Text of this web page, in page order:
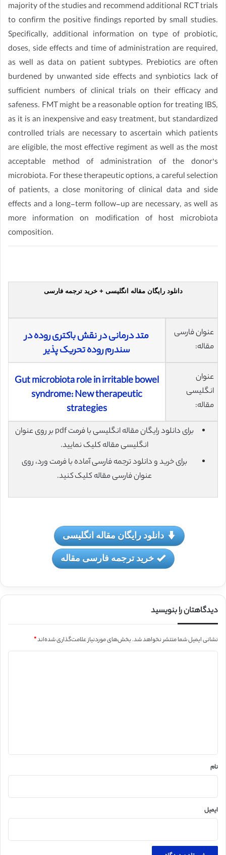
majority of the studies and recommend additional RCT trials
to confirm the positive findings reported by small studies.
Specifically, additional information on type of probiotic,
doses, side effects and time of administration are required,
as well as data on patient subtypes. Prebiotics are often
burdened by unwanted side effects and synbiotics lack of
sufficient numbers of clinical trials on their efficacy and
safeness. FMT might be a reasonable option for treating IBS,
as it is an inexpensive and easy treatment, but standardized
controlled trials are necessary to ascertain which patients
are eligible, the most effective regiment as well as the most
acceptable method of administration of the donor’s
microbiota. For these therapeutic options, a careful selection
of patients, a close monitoring of clinical data and side
effects and a long-term follow-up are necessary, as well as
more information on modification of host microbiota
composition.
دانلود رایگان مقاله انگلیسی + خرید ترجمه فارسی
عنوان فارسی
مقاله:
متد درمانی در نقش باکتری روده در
سندرم روده تحریک پذیر
عنوان
انگلیسی
مقاله:
Gut microbiota role in irritable bowel
syndrome: New therapeutic
strategies
برای دانلود رایگان مقاله انگلیسی با فرمت pdf بر روی عنوان
انگلیسی مقاله کلیک نمایید.
برای خرید و دانلود ترجمه فارسی آماده با فرمت ورد، روی
عنوان فارسی مقاله کلیک کنید.
دانلود رایگان مقاله انگلیسی
خرید ترجمه فارسی مقاله
دیدگاهتان را بنویسید
نشانی ایمیل شما منتشر نخواهد شد.بخش‌های موردنیاز علامت‌گذاری شده‌اند*
نام
ایمیل